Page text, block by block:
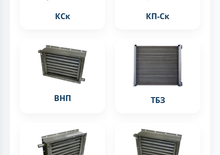
КСк КП-Ск
ВНП ТБЗ